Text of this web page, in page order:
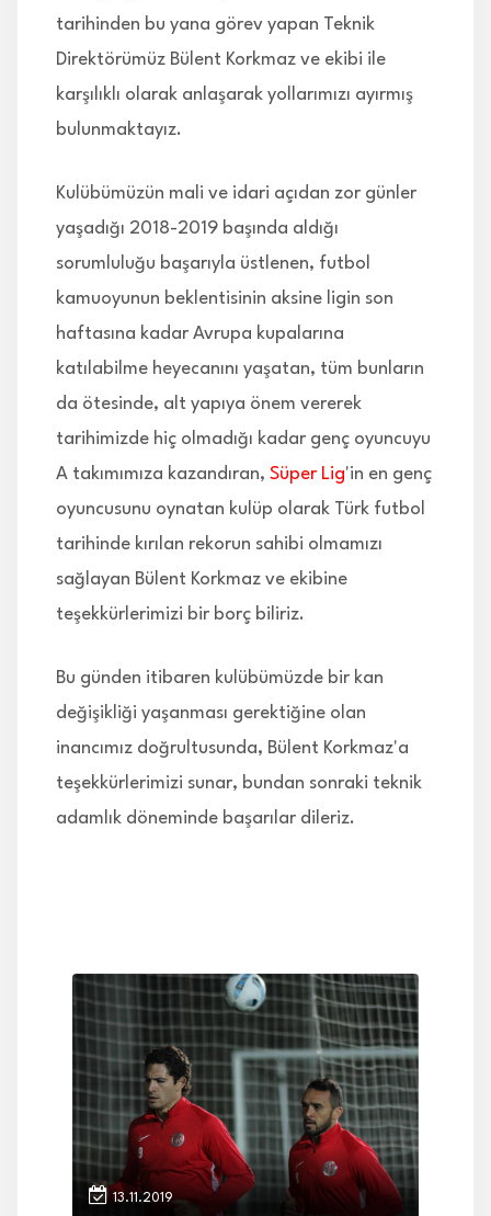
tarihinden bu yana görev yapan Teknik
Direktörümüz Bülent Korkmaz ve ekibi ile
karşılıklı olarak anlaşarak yollarımızı ayırmış
bulunmaktayız.
Kulübümüzün mali ve idari açıdan zor günler
yaşadığı 2018-2019 başında aldığı
sorumluluğu başarıyla üstlenen, futbol
kamuoyunun beklentisinin aksine ligin son
haftasına kadar Avrupa kupalarına
katılabilme heyecanını yaşatan, tüm bunların
da ötesinde, alt yapıya önem vererek
tarihimizde hiç olmadığı kadar genç oyuncuyu
A takımımıza kazandıran, Süper Lig'in en genç
oyuncusunu oynatan kulüp olarak Türk futbol
tarihinde kırılan rekorun sahibi olmamızı
sağlayan Bülent Korkmaz ve ekibine
teşekkürlerimizi bir borç biliriz.
Bu günden itibaren kulübümüzde bir kan
değişikliği yaşanması gerektiğine olan
inancımız doğrultusunda, Bülent Korkmaz'a
teşekkürlerimizi sunar, bundan sonraki teknik
adamlık döneminde başarılar dileriz.
13.11.2019